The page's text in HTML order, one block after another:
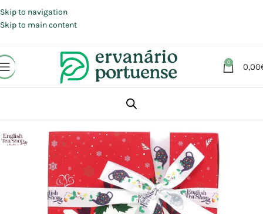
Skip to navigation
Skip to main content
0 0,00